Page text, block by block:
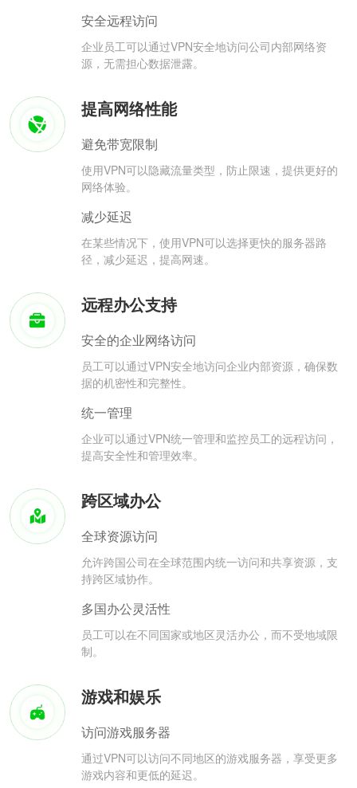
安全远程访问
企业员工可以通过VPN安全地访问公司内部网络资
源，无需担心数据泄露。
提高网络性能
避免带宽限制
使用VPN可以隐藏流量类型，防止限速，提供更好的
网络体验。
减少延迟
在某些情况下，使用VPN可以选择更快的服务器路
径，减少延迟，提高网速。
远程办公支持
安全的企业网络访问
员工可以通过VPN安全地访问企业内部资源，确保数
据的机密性和完整性。
统一管理
企业可以通过VPN统一管理和监控员工的远程访问，
提高安全性和管理效率。
跨区域办公
全球资源访问
允许跨国公司在全球范围内统一访问和共享资源，支
持跨区域协作。
多国办公灵活性
员工可以在不同国家或地区灵活办公，而不受地域限
制。
游戏和娱乐
访问游戏服务器
通过VPN可以访问不同地区的游戏服务器，享受更多
游戏内容和更低的延迟。